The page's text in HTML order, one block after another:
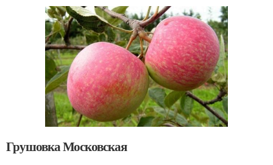
Грушовка Московская